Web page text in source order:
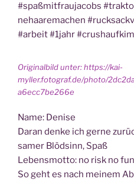
#spaß­mit­frau­ja­cobs
ne­haa­re­ma­chen
#arbeit #1jahr
Ori­gi­nal­bild unter: https://kai-
myller.fotograf.de/photo/
a6ecc7be266e
Name: Deni­se
Dar­an den­ke ich ger­ne
sa­mer Blöd­sinn, Spaß
Lebens­mot­to: no risk no fun
So geht es nach mei­nem